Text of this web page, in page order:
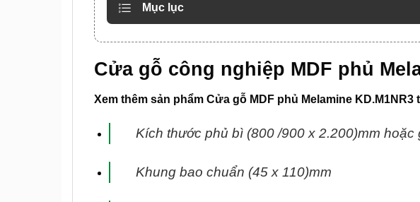
Mục lục
Cửa gỗ công nghiệp MDF phủ
Xem thêm sản phẩm Cửa gỗ MDF phủ Melamine KD.M1NR3
Kích thước phủ bì (800 /900 x 2.200)mm
Khung bao chuẩn (45 x 110)mm